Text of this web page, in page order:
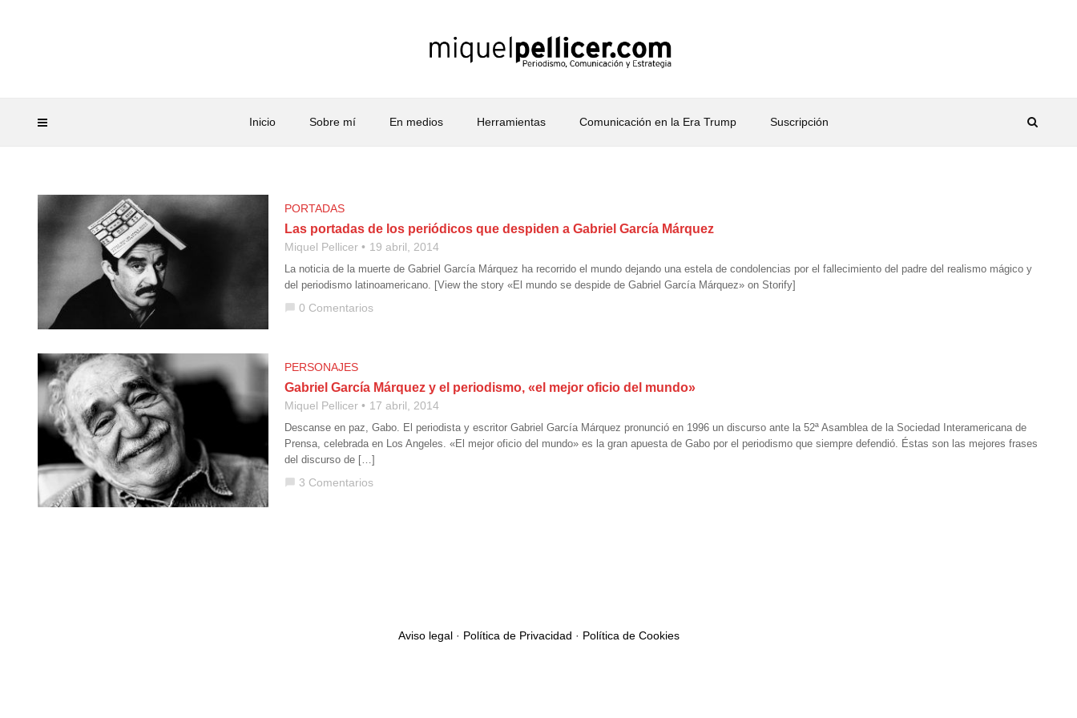
Inicio Sobre mí En medios Herramientas Comunicación en la Era Trump Suscripción
PORTADAS
Las portadas de los periódicos que despiden a Gabriel García Márquez
Miquel Pellicer 19 abril, 2014
La noticia de la muerte de Gabriel García Márquez ha recorrido el mundo dejando una estela de condolencias por el fallecimiento del padre del realismo mágico y
del periodismo latinoamericano. [View the story «El mundo se despide de Gabriel García Márquez» on Storify]
chat_bubble 0 Comentarios
PERSONAJES
Gabriel García Márquez y el periodismo, «el mejor oficio del mundo»
Miquel Pellicer 17 abril, 2014
Descanse en paz, Gabo. El periodista y escritor Gabriel García Márquez pronunció en 1996 un discurso ante la 52ª Asamblea de la Sociedad Interamericana de
Prensa, celebrada en Los Angeles. «El mejor oficio del mundo» es la gran apuesta de Gabo por el periodismo que siempre defendió. Éstas son las mejores frases
del discurso de […]
chat_bubble 3 Comentarios
Aviso legal· Política de Privacidad · Política de Cookies